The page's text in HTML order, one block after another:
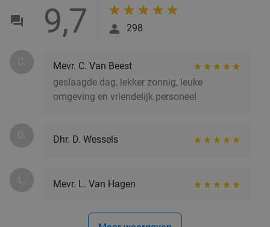
9,7 298
C.
Mevr. C. Van Beest
geslaagde dag, lekker zonnig, leuke
omgeving en vriendelijk personeel
D. Dhr. D. Wessels
Mevr. L. Van Hagen